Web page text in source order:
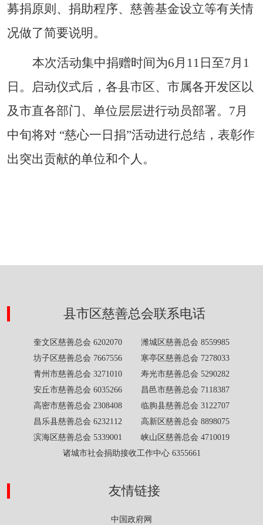
募捐原则、捐助程序、慈善基金设立等有关情
况做了简要说明。
本次活动集中捐赠时间为6月 11 日 至7月 1
日 。启动仪式后，各县市区、市属各开发区以
及市直各部门、单位层层进行动员部署。 7月
中旬将对 “慈心一日捐”活动进行总结，表彰作
出突出贡献的单位和个人。
县市区慈善总会联系电话
奎文区慈善总会 6202070 潍城区慈善总会 8559985
坊子区慈善总会 7667556 寒亭区慈善总会 7278033
青州市慈善总会 3271010 寿光市慈善总会 5290282
安丘市慈善总会 6035266 昌邑市慈善总会 7118387
高密市慈善总会 2308408 临朐县慈善总会 3122707
昌乐县慈善总会 6232112 高新区慈善总会 8898075
滨海区慈善总会 5339001 峡山区慈善总会 4710019
诸城市社会捐助接收工作中心 6355661
友情链接
中国政府网